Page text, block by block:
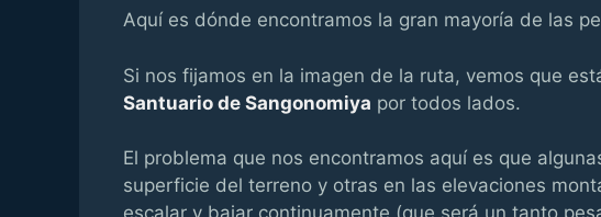
Aquí es dónde encontramos la gran mayoría de las
Si nos fijamos en la imagen de la ruta, vemos que
Santuario de Sangonomiya por todos lados.
El problema que nos encontramos aquí es que
superficie del terreno y otras en las elevaciones